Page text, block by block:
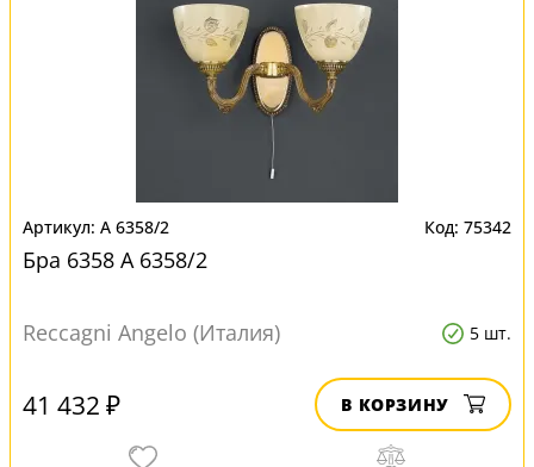
A 6358/2 75342
Бра 6358 A 6358/2
Reccagni Angelo (Италия) 5 шт.
41 432 ₽ В КОРЗИНУ